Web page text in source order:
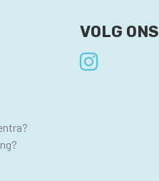
VOLG ONS